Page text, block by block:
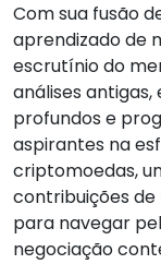
Com sua fusão
aprendizado de
escrutínio do
análises
profundos e
aspirantes na
criptomoedas,
contribuições
para navegar
negociação